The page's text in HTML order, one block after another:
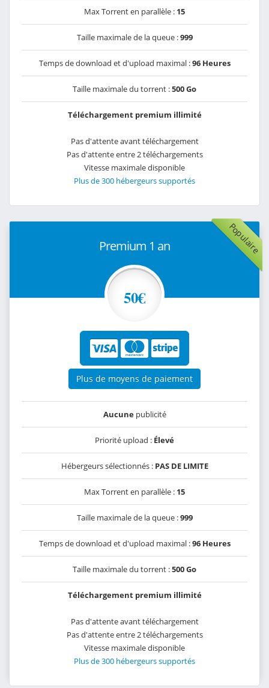
Max Torrent en parallèle : 15
Taille maximale de la queue :999
Temps de download et d'upload maximal :96 Heures
Taille maximale du torrent :500 Go
Téléchargement premium illimité
Pas d'attente avant téléchargement
Pas d'attente entre 2 téléchargements
Vitesse maximale disponible
Plus de 300 hébergeurs supportés
Populaire
Premium 1 an
50€
Plus de moyens de paiement
Aucunepublicité
Priorité upload : Élevé
Hébergeurs sélectionnés : PAS DE LIMITE
Max Torrent en parallèle : 15
Taille maximale de la queue :999
Temps de download et d'upload maximal :96 Heures
Taille maximale du torrent :500 Go
Téléchargement premium illimité
Pas d'attente avant téléchargement
Pas d'attente entre 2 téléchargements
Vitesse maximale disponible
Plus de 300 hébergeurs supportés